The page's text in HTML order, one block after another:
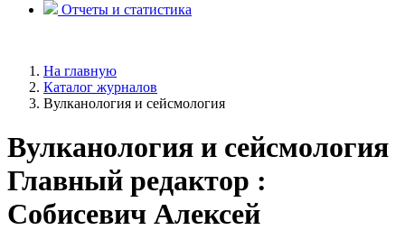
Отчеты и статистика
На главную
Каталог журналов
Вулканология и сейсмология
Вулканология и сейсмология
Главный редактор :
Собисевич Алексей